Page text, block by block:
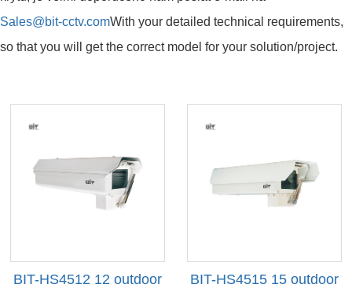
Sales@bit-cctv.comWith your detailed technical requirements,
so that you will get the correct model for your solution/project.
BIT-HS4512 12 outdoor
BIT-HS4515 15 outdoor